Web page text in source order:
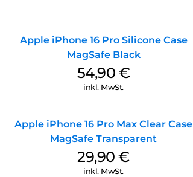
Apple iPhone 16 Pro Silicone Case
MagSafe Black
54,90 €
inkl. MwSt.
Apple iPhone 16 Pro Max Clear Case
MagSafe Transparent
29,90€
inkl. MwSt.